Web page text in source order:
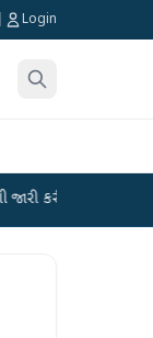
Login
સિદ્ધપુરથી બોમ્બ